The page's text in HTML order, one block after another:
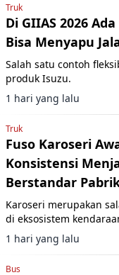
Truk
Di GIIAS 2026
Bisa Menyapu
Salah satu contoh
produk Isuzu.
1 hari yang lalu
Truk
Fuso Karoseri
Konsistensi
Berstandar
Karoseri merupakan
di eksosistem
1 hari yang lalu
Bus